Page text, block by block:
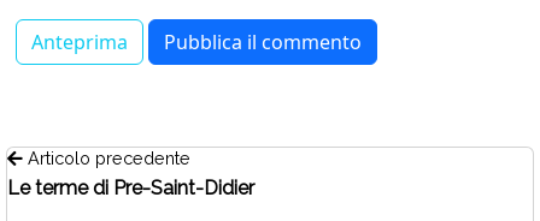
Articolo precedente
Le terme di Pre-Saint-Didier